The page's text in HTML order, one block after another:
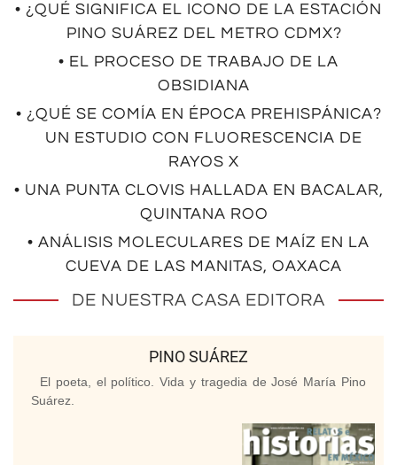
• ¿QUÉ SIGNIFICA EL ICONO DE LA ESTACIÓN
PINO SUÁREZ DEL METRO CDMX?
• EL PROCESO DE TRABAJO DE LA
OBSIDIANA
• ¿QUÉ SE COMÍA EN ÉPOCA PREHISPÁNICA?
UN ESTUDIO CON FLUORESCENCIA DE
RAYOS X
• UNA PUNTA CLOVIS HALLADA EN BACALAR,
QUINTANA ROO
• ANÁLISIS MOLECULARES DE MAÍZ EN LA
CUEVA DE LAS MANITAS, OAXACA
DE NUESTRA CASA EDITORA
PINO SUÁREZ
El poeta, el político. Vida y tragedia de José María Pino
Suárez.